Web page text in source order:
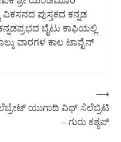
ವಿಕಸನದ ಪುಸ್ತಕದ ಕನ್ನಡ
ಬೈಟು ಕಾಫಿಯಲ್ಲಿ
ವಾರಗಳ ಕಾಲ ಟಾಪ್ಟೆನ್
ಯುಗಾದಿ ವಿಥ್ ಸೆಲೆಬ್ರಿಟಿ
– ಗುರು ಕಶ್ಯಪ್
⟶